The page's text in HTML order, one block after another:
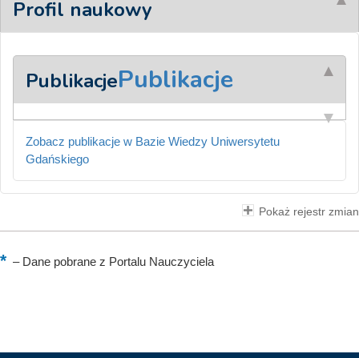
Profil naukowy
PublikacjePublikacje
Zobacz publikacje w Bazie Wiedzy Uniwersytetu
Gdańskiego
Pokaż rejestr zmian
–Dane pobrane z Portalu Nauczyciela